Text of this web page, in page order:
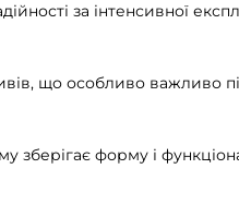
за інтенсивної
що особливо важливо
зберігає форму і